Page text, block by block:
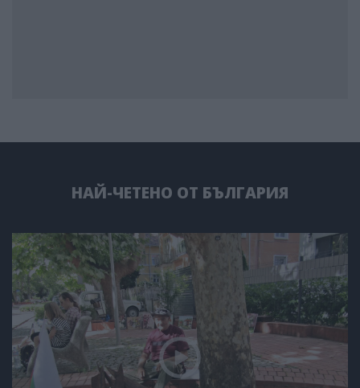
НАЙ-ЧЕТЕНО ОТ БЪЛГАРИЯ